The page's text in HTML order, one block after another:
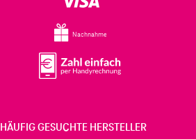
Nachnahme
HÄUFIG GESUCHTE HERSTELLER